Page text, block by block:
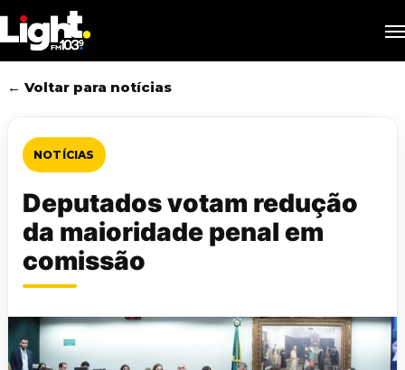
to
main
content
← Voltar para notícias
NOTÍCIAS
Deputados votam redução
da maioridade penal em
comissão